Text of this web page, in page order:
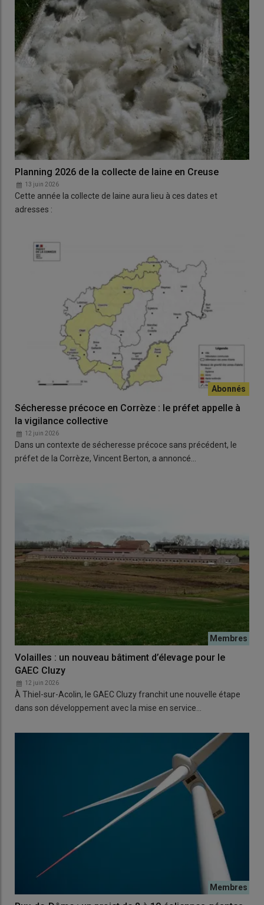
Planning 2026 de la collecte de laine en Creuse
13 juin 2026
Cette année la collecte de laine aura lieu à ces dates et
adresses :
Sécheresse précoce en Corrèze : le préfet appelle à
la vigilance collective
12 juin 2026
Dans un contexte de sécheresse précoce sans précédent, le
préfet de la Corrèze, Vincent Berton, a annoncé…
Volailles : un nouveau bâtiment d’élevage pour le
GAEC Cluzy
12 juin 2026
À Thiel-sur-Acolin, le GAEC Cluzy franchit une nouvelle étape
dans son développement avec la mise en service…